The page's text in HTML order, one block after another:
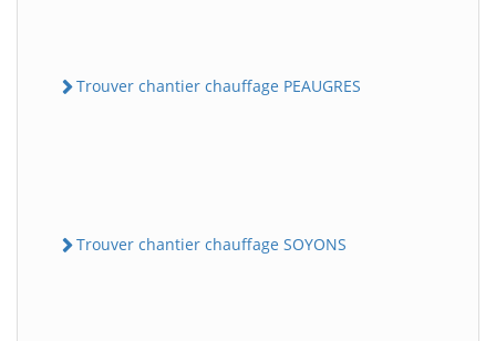
Trouver chantier chauffage PEAUGRES
Trouver chantier chauffage SOYONS